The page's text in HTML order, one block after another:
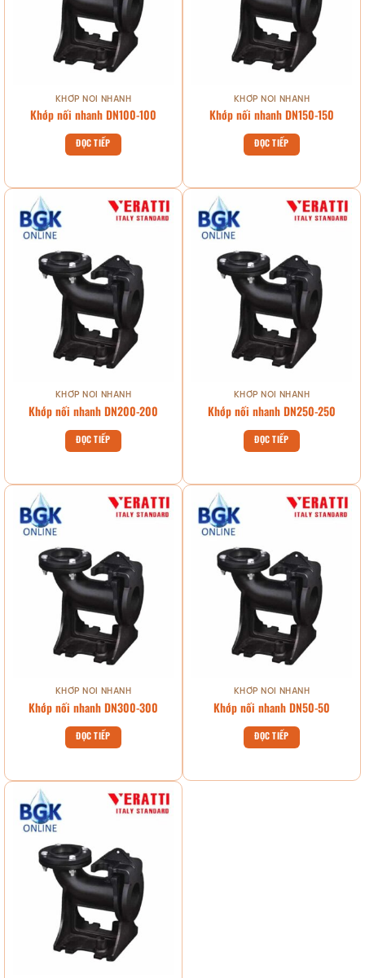
KHỚP NỐI NHANH
Khớp nối nhanh DN100-100
ĐỌC TIẾP
KHỚP NỐI NHANH
Khớp nối nhanh DN150-150
ĐỌC TIẾP
KHỚP NỐI NHANH
Khớp nối nhanh DN200-200
ĐỌC TIẾP
KHỚP NỐI NHANH
Khớp nối nhanh DN250-250
ĐỌC TIẾP
KHỚP NỐI NHANH
Khớp nối nhanh DN300-300
ĐỌC TIẾP
KHỚP NỐI NHANH
Khớp nối nhanh DN50-50
ĐỌC TIẾP